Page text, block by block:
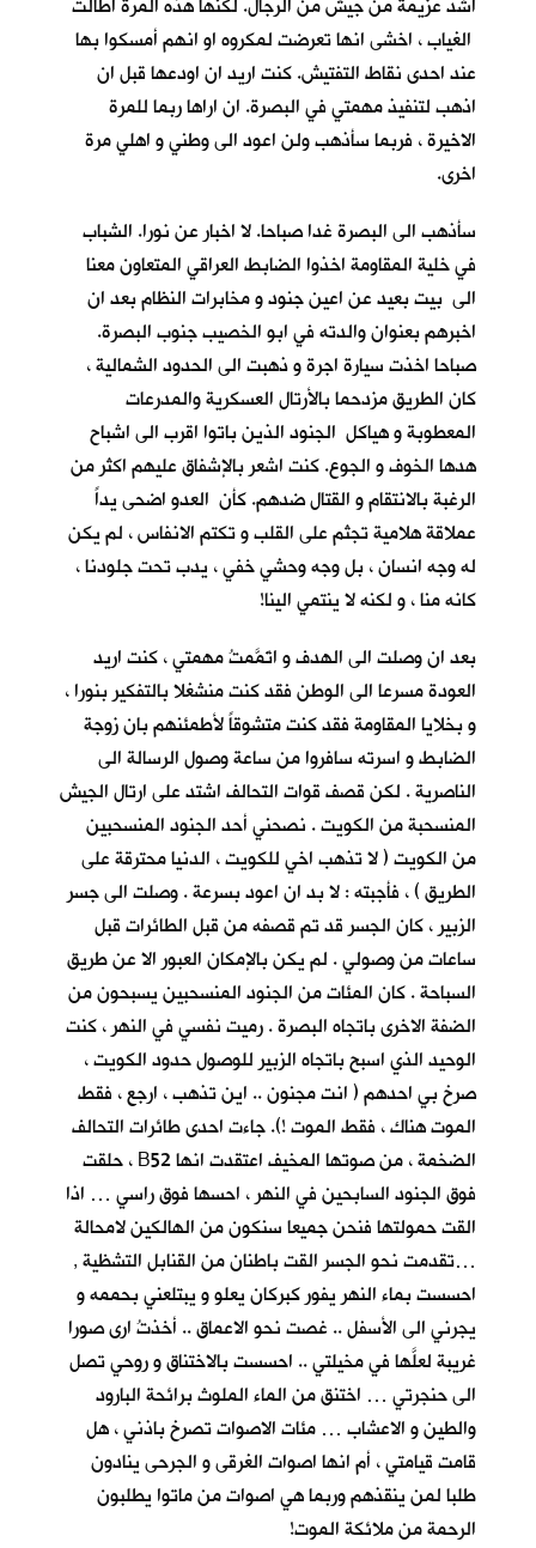
الغياب ، اخشى انها تعرضت لمكروه او انهم أمسكوا بها
عند احدى نقاط التفتيش. كنت اريد ان اودعها قبل ان
اذهب لتنفيذ مهمتي في البصرة. ان اراها ربما للمرة
الاخيرة ، فربما سأذهب ولن اعود الى وطني و اهلي مرة
اخرى.
سأذهب الى البصرة غدا صباحا. لا اخبار عن نورا. الشباب
في خلية المقاومة اخذوا الضابط العراقي المتعاون معنا
الى بيت بعيد عن اعين جنود و مخابرات النظام بعد ان
اخبرهم بعنوان والدته في ابو الخصيب جنوب البصرة.
صباحا اخذت سيارة اجرة و ذهبت الى الحدود الشمالية ،
كان الطريق مزدحما بالأرتال العسكرية والمدرعات
المعطوبة و هياكل الجنود الذين باتوا اقرب الى اشباح
هدها الخوف و الجوع. كنت اشعر بالإشفاق عليهم اكثر من
الرغبة بالانتقام و القتال ضدهم. كأن العدو اضحى يداً
عملاقة هلامية تجثم على القلب و تكتم الانفاس ، لم يكن
له وجه انسان ، بل وجه وحشي خفي ، يدب تحت جلودنا ،
كانه منا ، و لكنه لا ينتمي الينا!
بعد ان وصلت الى الهدف و اتَمَّمتُ مهمتي ، كنت اريد
العودة مسرعا الى الوطن فقد كنت منشغلا بالتفكير بنورا ،
و بخلايا المقاومة فقد كنت متشوقاً لأطمئنهم بان زوجة
الضابط و اسرته سافروا من ساعة وصول الرسالة الى
الناصرية . لكن قصف قوات التحالف اشتد على ارتال الجيش
المنسحبة من الكويت . نصحني أحد الجنود المنسحبين
من الكويت ( لا تذهب اخي للكويت ، الدنيا محترقة على
الطريق ) ، فأجبته : لا بد ان اعود بسرعة . وصلت الى جسر
الزبير ، كان الجسر قد تم قصفه من قبل الطائرات قبل
ساعات من وصولي . لم يكن بالإمكان العبور الا عن طريق
السباحة . كان المئات من الجنود المنسحبين يسبحون من
الضفة الاخرى باتجاه البصرة . رميت نفسي في النهر ، كنت
الوحيد الذي اسبح باتجاه الزبير للوصول حدود الكويت ،
صرخ بي احدهم ( انت مجنون .. اين تذهب ، ارجع ، فقط
الموت هناك ، فقط الموت !). جاءت احدى طائرات التحالف
الضخمة ، من صوتها المخيف اعتقدت انها B52 ، حلقت
فوق الجنود السابحين في النهر ، احسها فوق راسي … اذا
القت حمولتها فنحن جميعا سنكون من الهالكين لامحالة
…تقدمت نحو الجسر القت باطنان من القنابل التشظية ,
احسست بماء النهر يفور كبركان يعلو و يبتلعني بحممه و
يجرني الى الأسفل .. غصت نحو الاعماق .. أخذتُ ارى صورا
غريبة لعلَّها في مخيلتي .. احسست بالاختناق و روحي تصل
الى حنجرتي … اختنق من الماء الملوث برائحة البارود
والطين و الاعشاب … مئات الاصوات تصرخ باذني ، هل
قامت قيامتي ، أم انها اصوات الغرقى و الجرحى ينادون
طلبا لمن ينقذهم وربما هي اصوات من ماتوا يطلبون
الرحمة من ملائكة الموت!